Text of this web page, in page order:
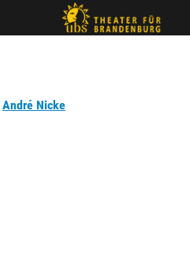
André Nicke